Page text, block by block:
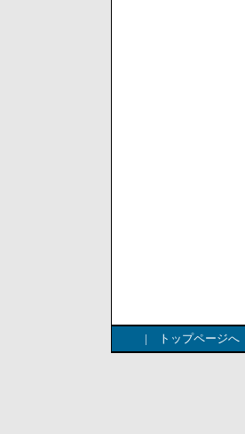
| トップページへ